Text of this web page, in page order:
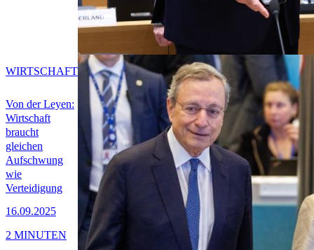
Von der Leyen:
Wirtschaft
braucht
gleichen
Aufschwung
wie
Verteidigung
16.09.2025
WIRTSCHAFT
2 MINUTEN